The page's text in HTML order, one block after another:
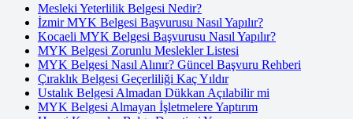
Mesleki Yeterlilik Belgesi Nedir?
İzmir MYK Belgesi Başvurusu Nasıl Yapılır?
Kocaeli MYK Belgesi Başvurusu Nasıl Yapılır?
MYK Belgesi Zorunlu Meslekler Listesi
MYK Belgesi Nasıl Alınır? Güncel Başvuru Rehberi
Çıraklık Belgesi Geçerliliği Kaç Yıldır
Ustalık Belgesi Almadan Dükkan Açılabilir mi
MYK Belgesi Almayan İşletmelere Yaptırım